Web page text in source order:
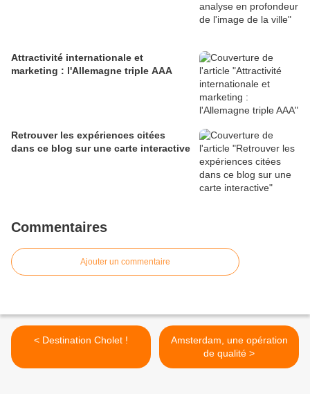
Attractivité internationale et
marketing : l'Allemagne triple AAA
Retrouver les expériences citées
dans ce blog sur une carte interactive
Commentaires
Ajouter un commentaire
< Destination Cholet !
Amsterdam, une opération
de qualité >